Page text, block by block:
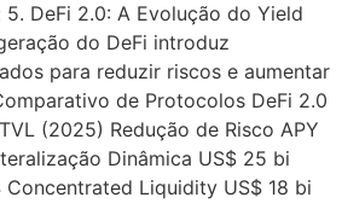
DeFi 2.0: A Evolução do Yield
do DeFi introduz
para reduzir riscos e aumentar
de Protocolos DeFi 2.0
(2025) Redução de Risco APY
Dinâmica US$ 25 bi
Concentrated Liquidity US$ 18 bi